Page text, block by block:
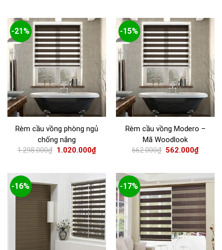
-21%
Rèm cầu vồng phòng ngủ
chống nắng
1.298.000₫ 1.020.000₫
-15%
Rèm cầu vồng Modero –
Mã Woodlook
662.000₫ 562.000₫
-16% -17%